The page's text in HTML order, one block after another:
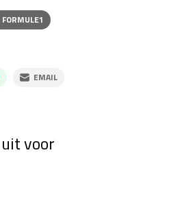
FORMULE1
EMAIL
voor